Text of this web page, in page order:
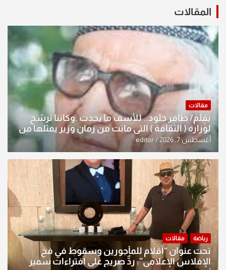
المقالات
مقالات
بقلم/ ظافر جلود.. للأسف ما يحدث .وكاننا نرشح
لوزارة ( الثقافة ) التي ماتت من زمان وزير يمثلها من
النخبة والإرث العظيم للثقافة العراقية..
أغسطس 7, 2026 editor
رياضة مقالات
تحت عنوان “أقلام للمأجورين وسقوط في فخ
الإفلاس الإعلامي”: ردٌّ صريح على افتراءات سمير